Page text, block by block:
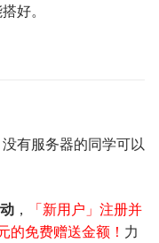
好。
有服务器的同学可以
，
「新用户」注册并
的免费赠送金额！ 力